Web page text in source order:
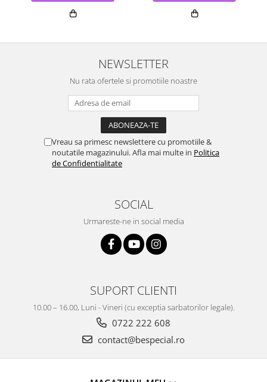
NEWSLETTER
Nu rata ofertele si promotiile noastre
Vreau sa primesc newslettere cu promotiile &
noutatile magazinului. Afla mai multe in Politica
de Confidentialitate
SOCIAL
Urmareste-ne in social media
SUPORT CLIENTI
10.00 – 16.00, Luni - Vineri (cu exceptia sarbatorilor legale).
0722 222 608
contact@bespecial.ro